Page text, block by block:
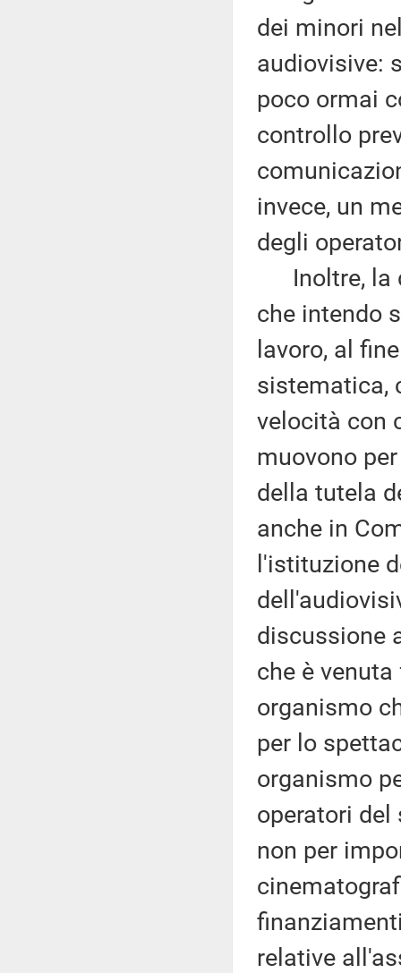
dei minori
audiovisive:
poco ormai
controllo
invece, un
degli
Inoltre, la
che intendo
lavoro, al
sistematica,
velocità con
muovono
della tutela
anche in
l'istituzione
discussione
che è
organismo
per lo
organismo
operatori del
non per
relative